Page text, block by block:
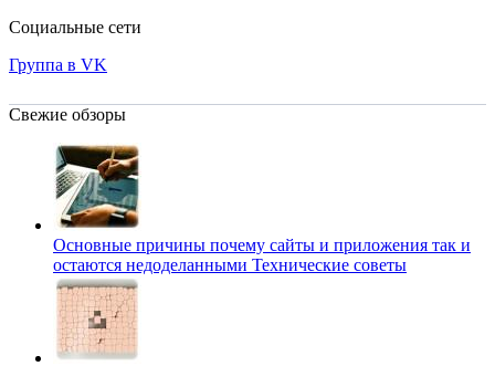
Социальные сети
Группа в VK
Свежие обзоры
Основные причины почему сайты и приложения так и
остаются недоделанными Технические советы